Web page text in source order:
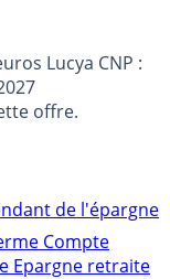
Lucya CNP :
offre.
de l'épargne
Compte
Epargne retraite